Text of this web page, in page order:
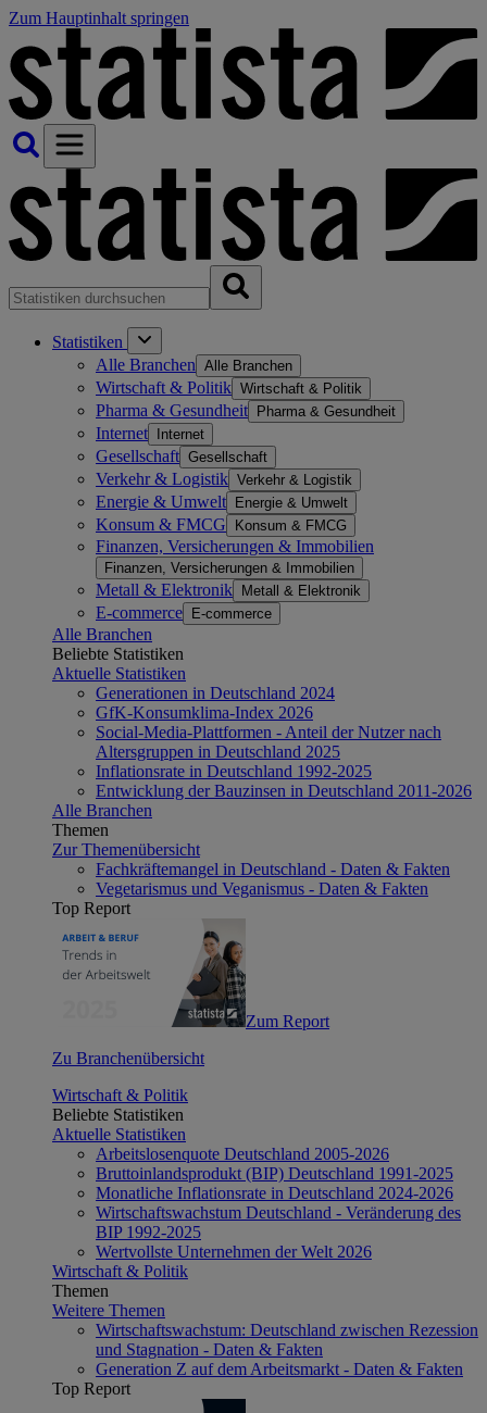
Zum Hauptinhalt springen
Statistiken
Alle Branchen Alle Branchen
Wirtschaft & Politik Wirtschaft & Politik
Pharma & Gesundheit Pharma & Gesundheit
Internet Internet
Gesellschaft Gesellschaft
Verkehr & Logistik Verkehr & Logistik
Energie & Umwelt Energie & Umwelt
Konsum & FMCG Konsum & FMCG
Finanzen, Versicherungen & Immobilien
Finanzen, Versicherungen & Immobilien
Metall & Elektronik Metall & Elektronik
E-commerce E-commerce
Alle Branchen
Beliebte Statistiken
Aktuelle Statistiken
Generationen in Deutschland 2024
GfK-Konsumklima-Index 2026
Social-Media-Plattformen - Anteil der Nutzer nach
Altersgruppen in Deutschland 2025
Inflationsrate in Deutschland 1992-2025
Entwicklung der Bauzinsen in Deutschland 2011-2026
Alle Branchen
Themen
Zur Themenübersicht
Fachkräftemangel in Deutschland - Daten & Fakten
Vegetarismus und Veganismus - Daten & Fakten
Top Report
Zum Report
Zu Branchenübersicht
Wirtschaft & Politik
Beliebte Statistiken
Aktuelle Statistiken
Arbeitslosenquote Deutschland 2005-2026
Bruttoinlandsprodukt (BIP) Deutschland 1991-2025
Monatliche Inflationsrate in Deutschland 2024-2026
Wirtschaftswachstum Deutschland - Veränderung des
BIP 1992-2025
Wertvollste Unternehmen der Welt 2026
Wirtschaft & Politik
Themen
Weitere Themen
Wirtschaftswachstum: Deutschland zwischen Rezession
und Stagnation - Daten & Fakten
Generation Z auf dem Arbeitsmarkt - Daten & Fakten
Top Report